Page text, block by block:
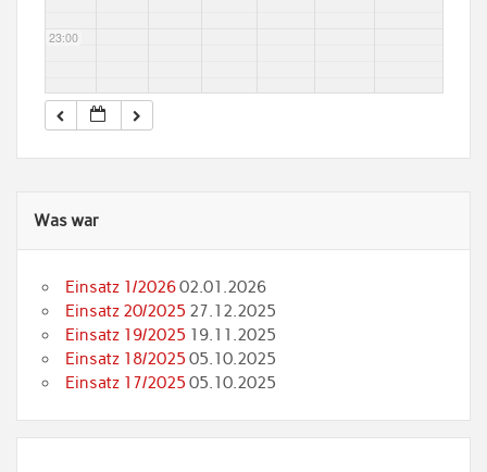
23:00
Was war
Einsatz 1/202602.01.2026
Einsatz 20/2025 27.12.2025
Einsatz 19/2025 19.11.2025
Einsatz 18/2025 05.10.2025
Einsatz 17/2025 05.10.2025